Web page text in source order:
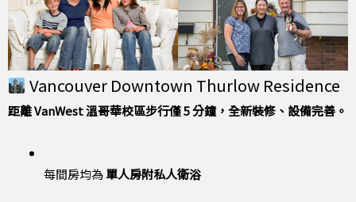
Vancouver Downtown Thurlow Residence
距離 VanWest 溫哥華校區步行僅 5 分鐘，全新裝修、設備完善。
每間房均為單人房附私人衛浴